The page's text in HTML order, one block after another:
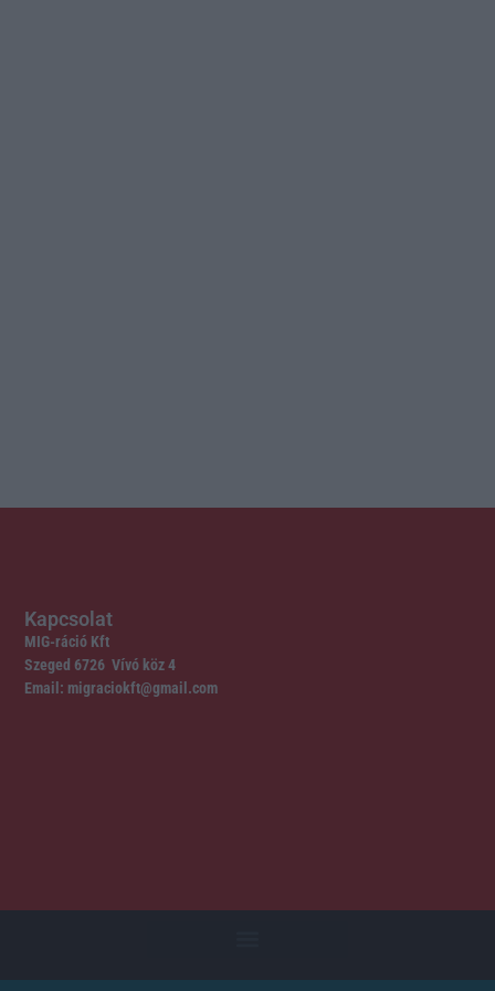
Kapcsolat
MIG-ráció Kft
Szeged 6726 Vívó köz 4
Email: migraciokft@gmail.com